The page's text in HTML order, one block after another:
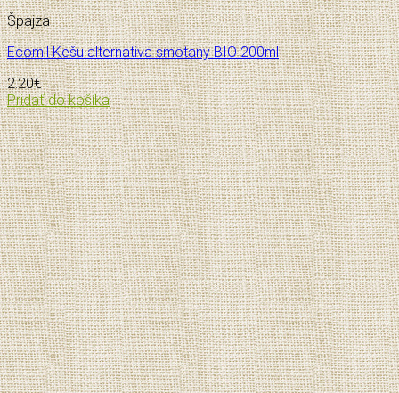
Špajza
Ecomil Kešu alternativa smotany BIO 200ml
2.20€
Pridať do košíka